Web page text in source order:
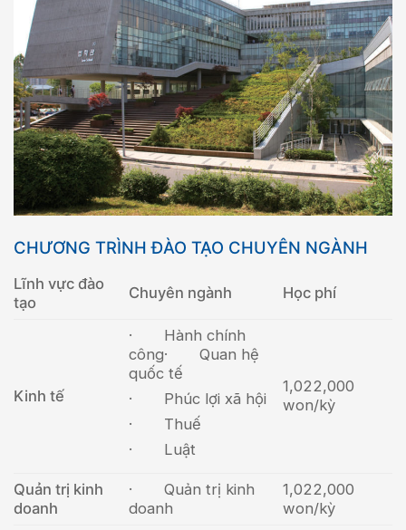
CHƯƠNG TRÌNH ĐÀO TẠO CHUYÊN NGÀNH
Lĩnh vực đào
tạo
Chuyên ngành Học phí
Kinh tế
· Hành chính
công· Quan hệ
quốc tế
· Phúc lợi xã hội
· Thuế
· Luật
1,022,000
won/kỳ
Quản trị kinh
doanh
· Quản trị kinh
doanh
1,022,000
won/kỳ